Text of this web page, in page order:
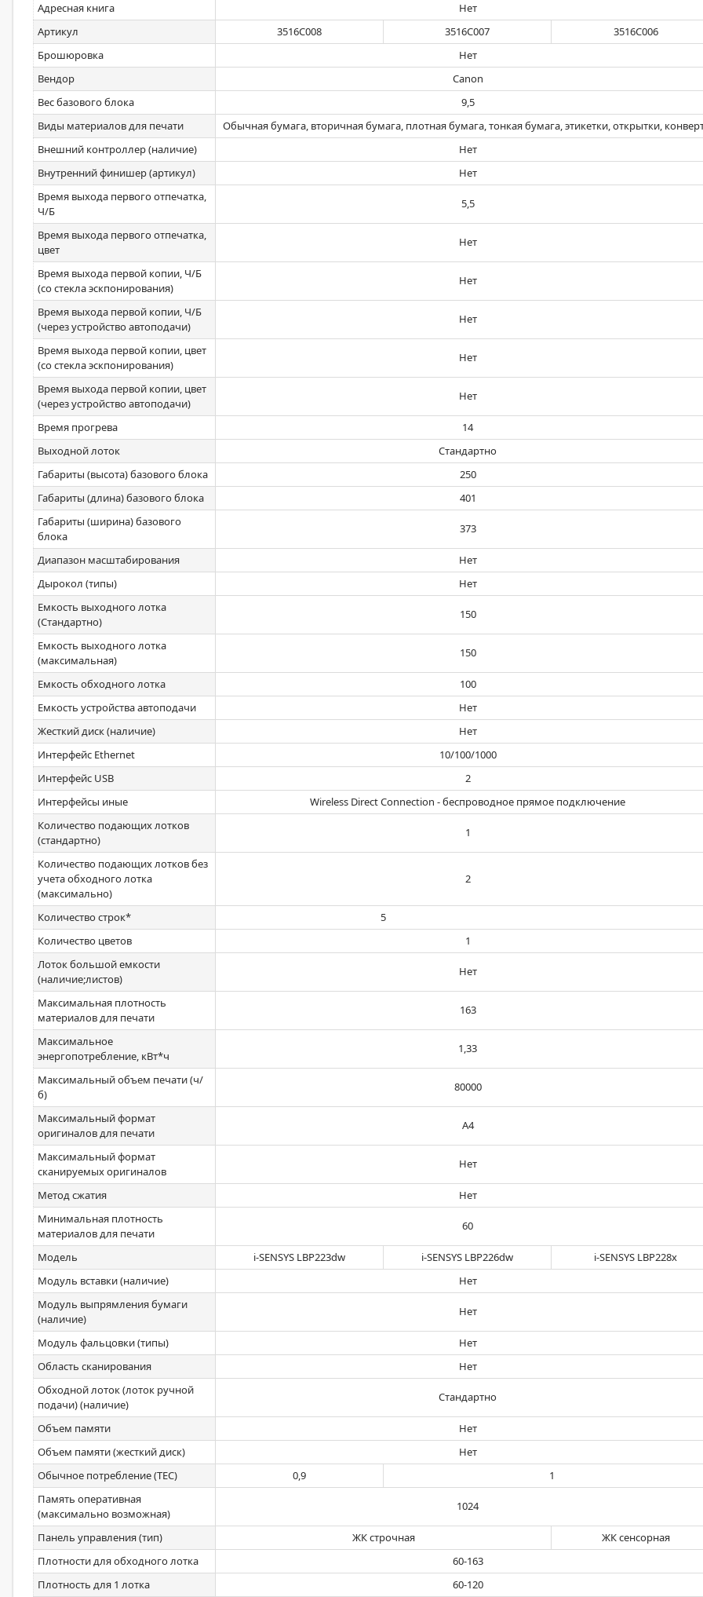
Адресная книга
Нет
Артикул
3516C008 3516C007
3516C006
Брошюровка
Нет
Вендор
Canon
Вес базового блока
9,5
Виды материалов для печати
Обычная бумага, вторичная бумага, плотная бумага, тонкая бумага, этикетки, открытки,
Внешний контроллер (наличие)
Нет
Внутренний финишер (артикул)
Нет
Время выхода первого отпечатка,
Ч/Б
5,5
Время выхода первого отпечатка,
цвет
Нет
Время выхода первой копии, Ч/Б
(со стекла эскпонирования)
Нет
Время выхода первой копии, Ч/Б
(через устройство автоподачи)
Нет
Время выхода первой копии, цвет
(со стекла эскпонирования)
Нет
Время выхода первой копии, цвет
(через устройство автоподачи)
Нет
Время прогрева
14
Выходной лоток
Стандартно
Габариты (высота) базового блока
250
Габариты (длина) базового блока
401
Габариты (ширина) базового
блока
373
Диапазон масштабирования
Нет
Дырокол (типы)
Нет
Емкость выходного лотка
(Стандартно)
150
Емкость выходного лотка
(максимальная)
150
Емкость обходного лотка
100
Емкость устройства автоподачи
Нет
Жесткий диск (наличие)
Нет
Интерфейс Ethernet
10/100/1000
Интерфейс USB
2
Интерфейсы иные
Wireless Direct Connection - беспроводное прямое подключение
Количество подающих лотков
(стандартно)
1
Количество подающих лотков без
учета обходного лотка
(максимально)
2
Количество строк*
5
Количество цветов
1
Лоток большой емкости
(наличие;листов)
Нет
Максимальная плотность
материалов для печати
163
Максимальное
энергопотребление, кВт*ч
1,33
Максимальный объем печати (ч/
б)
80000
Максимальный формат
оригиналов для печати
А4
Максимальный формат
сканируемых оригиналов
Нет
Метод сжатия
Нет
Минимальная плотность
материалов для печати
60
Модель i-SENSYS LBP223dw i-SENSYS LBP226dw
i-SENSYS LBP228x
Модуль вставки (наличие)
Нет
Модуль выпрямления бумаги
(наличие)
Нет
Модуль фальцовки (типы)
Нет
Область сканирования
Нет
Обходной лоток (лоток ручной
подачи) (наличие)
Стандартно
Объем памяти
Нет
Объем памяти (жесткий диск)
Нет
Обычное потребление (ТЕС)
0,9
1
Память оперативная
(максимально возможная)
1024
Панель управления (тип) ЖК строчная
ЖК сенсорная
Плотности для обходного лотка
60-163
Плотность для 1 лотка
60-120